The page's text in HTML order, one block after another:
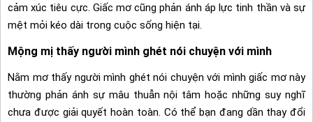
cảm xúc tiêu cực. Giấc mơ cũng phản ánh áp lực tinh thần và sự
mệt mỏi kéo dài trong cuộc sống hiện tại.
Mộng mị thấy người mình ghét nói chuyện với mình
Nằm mơ thấy người mình ghét nói chuyện với mình giấc mơ này
thường phản ánh sự mâu thuẫn nội tâm hoặc những suy nghĩ
chưa được giải quyết hoàn toàn. Có thể bạn đang dần thay đổi